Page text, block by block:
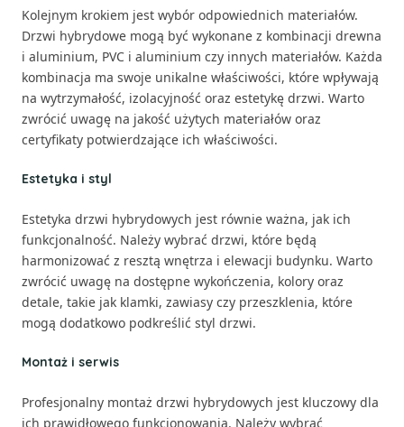
Kolejnym krokiem jest wybór odpowiednich materiałów.
Drzwi hybrydowe mogą być wykonane z kombinacji drewna
i aluminium, PVC i aluminium czy innych materiałów. Każda
kombinacja ma swoje unikalne właściwości, które wpływają
na wytrzymałość, izolacyjność oraz estetykę drzwi. Warto
zwrócić uwagę na jakość użytych materiałów oraz
certyfikaty potwierdzające ich właściwości.
Estetyka i styl
Estetyka drzwi hybrydowych jest równie ważna, jak ich
funkcjonalność. Należy wybrać drzwi, które będą
harmonizować z resztą wnętrza i elewacji budynku. Warto
zwrócić uwagę na dostępne wykończenia, kolory oraz
detale, takie jak klamki, zawiasy czy przeszklenia, które
mogą dodatkowo podkreślić styl drzwi.
Montaż i serwis
Profesjonalny montaż drzwi hybrydowych jest kluczowy dla
ich prawidłowego funkcjonowania. Należy wybrać